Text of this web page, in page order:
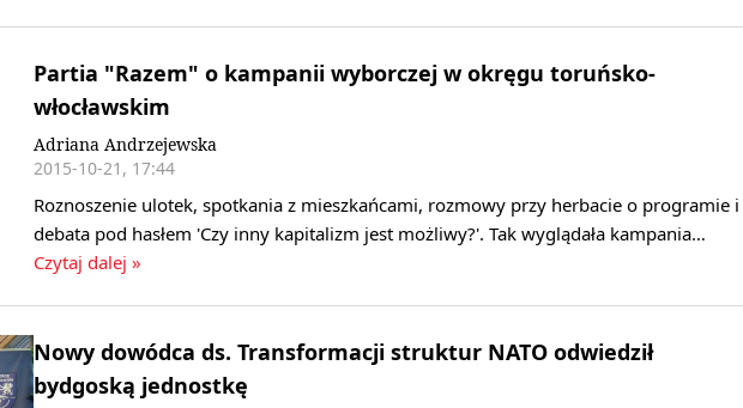
Partia "Razem" o kampanii wyborczej w okręgu toruńsko-
włocławskim
Adriana Andrzejewska
2015-10-21, 17:44
Roznoszenie ulotek, spotkania z mieszkańcami, rozmowy przy herbacie o programie i
debata pod hasłem 'Czy inny kapitalizm jest możliwy?'. Tak wyglądała kampania…
Czytaj dalej »
Nowy dowódca ds. Transformacji struktur NATO odwiedził
bydgoską jednostkę